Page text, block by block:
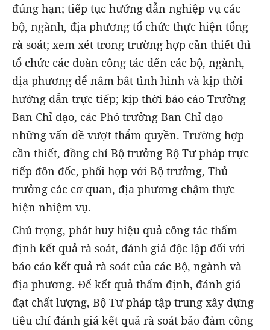
đúng hạn; tiếp tục hướng dẫn nghiệp vụ các
bộ, ngành, địa phương tổ chức thực hiện tổng
rà soát; xem xét trong trường hợp cần thiết thì
tổ chức các đoàn công tác đến các bộ, ngành,
địa phương để nắm bắt tình hình và kịp thời
hướng dẫn trực tiếp; kịp thời báo cáo Trưởng
Ban Chỉ đạo, các Phó trưởng Ban Chỉ đạo
những vấn đề vượt thẩm quyền. Trường hợp
cần thiết, đồng chí Bộ trưởng Bộ Tư pháp trực
tiếp đôn đốc, phối hợp với Bộ trưởng, Thủ
trưởng các cơ quan, địa phương chậm thực
hiện nhiệm vụ.
Chú trọng, phát huy hiệu quả công tác thẩm
định kết quả rà soát, đánh giá độc lập đối với
báo cáo kết quả rà soát của các Bộ, ngành và
địa phương. Để kết quả thẩm định, đánh giá
đạt chất lượng, Bộ Tư pháp tập trung xây dựng
tiêu chí đánh giá kết quả rà soát bảo đảm công